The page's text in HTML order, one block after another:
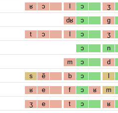
ʁ ɔ l ɔ ʒ
dʁ ɔ g
t ɔ l ɔ ʒ
ɔ n
m ɔ d
s ẽ b ɔ l
ʁ e f ɔ ʁ m
ʒ e t ɔ ʁ